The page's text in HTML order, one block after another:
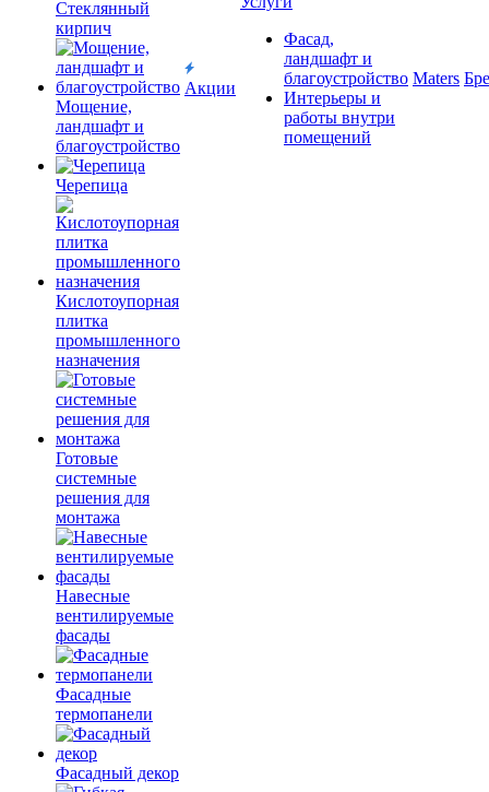
Cтеклянный
кирпич
Мощение,
ландшафт и
благоустройство
Черепица
Кислотоупорная
плитка
промышленного
назначения
Готовые
системные
решения для
монтажа
Навесные
вентилируемые
фасады
Фасадные
термопанели
Фасадный декор
Акции
Фасад,
ландшафт и
благоустройство
Интерьеры и
работы внутри
помещений
Maters